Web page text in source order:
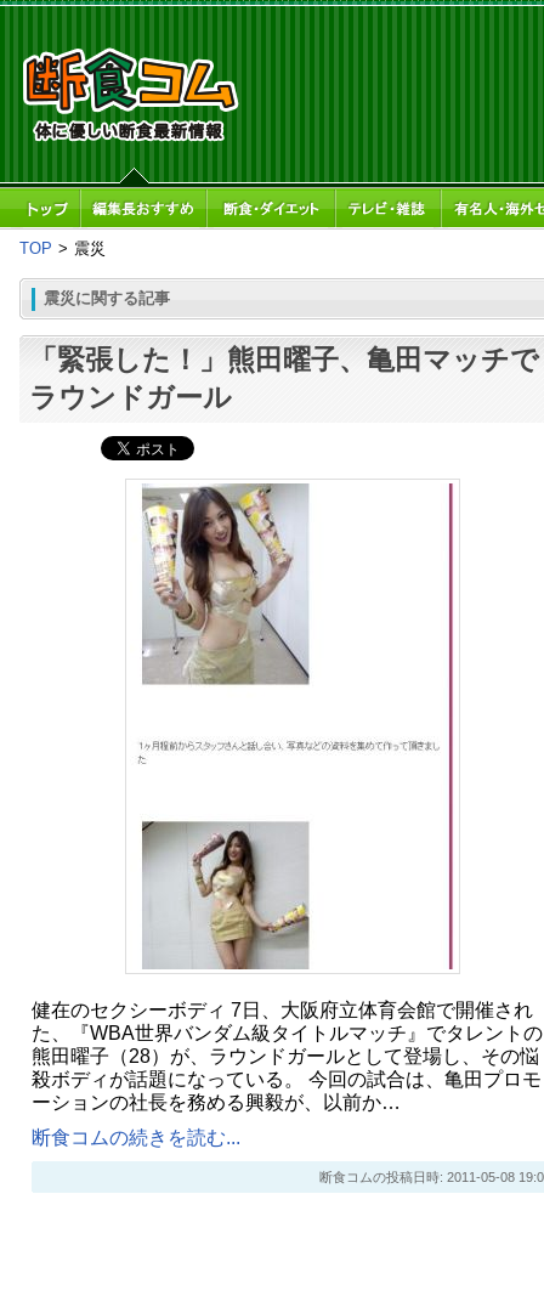
TOP > 震災
震災に関する記事
「緊張した！」熊田曜子、亀田マッチで
ラウンドガール
健在のセクシーボディ 7日、大阪府立体育会館で開催され
た、『WBA世界バンダム級タイトルマッチ』でタレントの
熊田曜子（28）が、ラウンドガールとして登場し、その悩
殺ボディが話題になっている。 今回の試合は、亀田プロモ
ーションの社長を務める興毅が、以前か…
断食コムの続きを読む...
断食コムの投稿日時: 2011-05-08